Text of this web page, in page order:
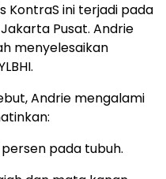
KontraS ini terjadi pada
Pusat. Andrie
menyelesaikan
Andrie mengalami
pada tubuh.